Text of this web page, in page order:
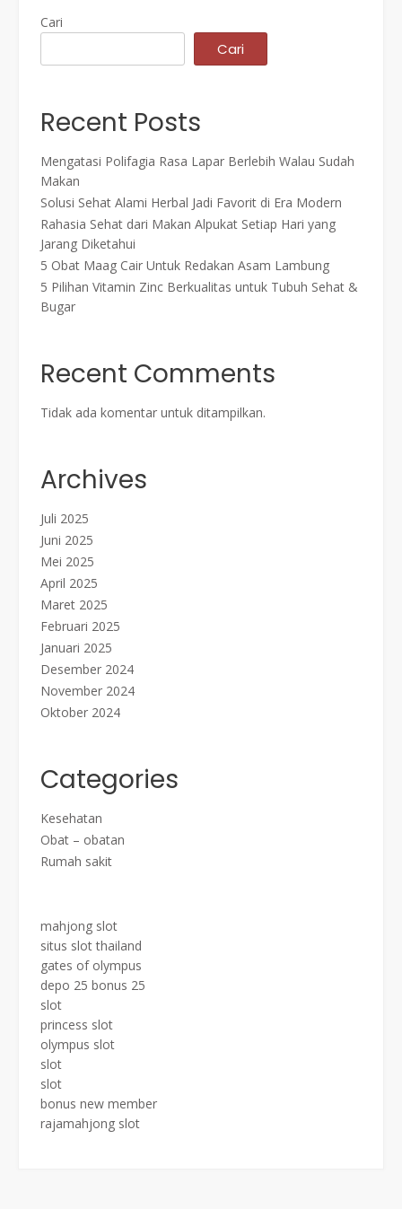
Cari
Cari
Recent Posts
Mengatasi Polifagia Rasa Lapar Berlebih Walau Sudah
Makan
Solusi Sehat Alami Herbal Jadi Favorit di Era Modern
Rahasia Sehat dari Makan Alpukat Setiap Hari yang
Jarang Diketahui
5 Obat Maag Cair Untuk Redakan Asam Lambung
5 Pilihan Vitamin Zinc Berkualitas untuk Tubuh Sehat &
Bugar
Recent Comments
Tidak ada komentar untuk ditampilkan.
Archives
Juli 2025
Juni 2025
Mei 2025
April 2025
Maret 2025
Februari 2025
Januari 2025
Desember 2024
November 2024
Oktober 2024
Categories
Kesehatan
Obat – obatan
Rumah sakit
mahjong slot
situs slot thailand
gates of olympus
depo 25 bonus 25
slot
princess slot
olympus slot
slot
slot
bonus new member
rajamahjong slot